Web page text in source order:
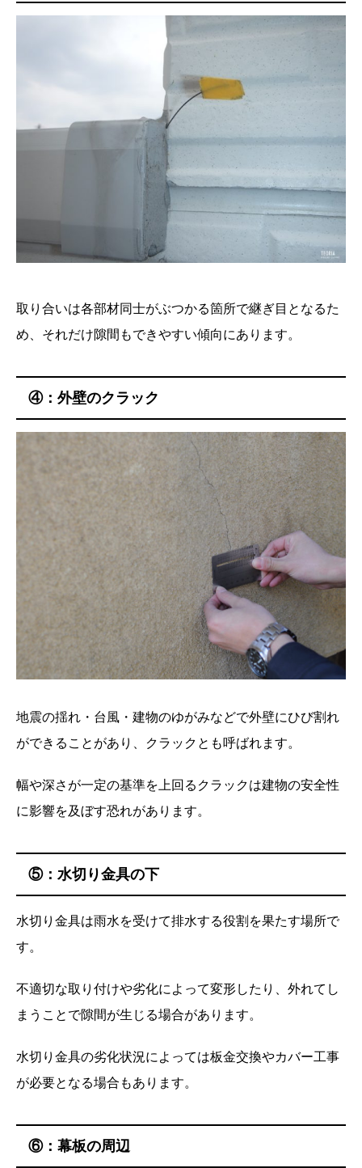
取り合いは各部材同士がぶつかる箇所で継ぎ目となるた
め、それだけ隙間もできやすい傾向にあります。
④：外壁のクラック
地震の揺れ・台風・建物のゆがみなどで外壁にひび割れ
ができることがあり、クラックとも呼ばれます。
幅や深さが一定の基準を上回るクラックは建物の安全性
に影響を及ぼす恐れがあります。
⑤：水切り金具の下
水切り金具は雨水を受けて排水する役割を果たす場所で
す。
不適切な取り付けや劣化によって変形したり、外れてし
まうことで隙間が生じる場合があります。
水切り金具の劣化状況によっては板金交換やカバー工事
が必要となる場合もあります。
⑥：幕板の周辺